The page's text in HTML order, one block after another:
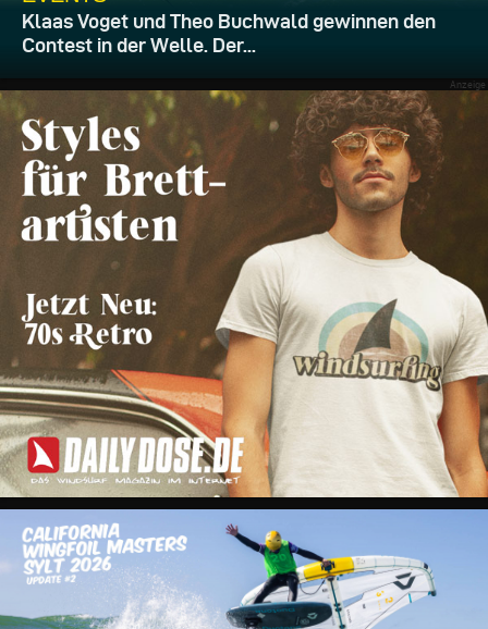
Klaas Voget und Theo Buchwald gewinnen den
Contest in der Welle. Der...